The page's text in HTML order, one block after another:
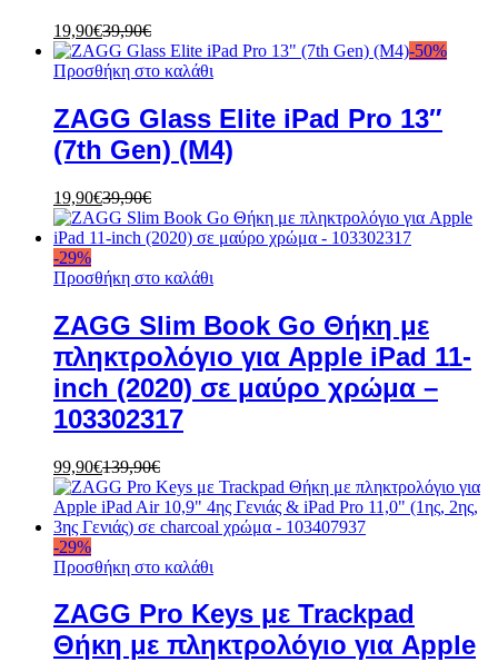
19,90€39,90€
-50%
Προσθήκη στο καλάθι
ZAGG Glass Elite iPad Pro 13″
(7th Gen) (M4)
19,90€39,90€
-29%
Προσθήκη στο καλάθι
ZAGG Slim Book Go Θήκη με
πληκτρολόγιο για Apple iPad 11-
inch (2020) σε μαύρο χρώμα –
103302317
99,90€139,90€
-29%
Προσθήκη στο καλάθι
ZAGG Pro Keys με Trackpad
Θήκη με πληκτρολόγιο για Apple